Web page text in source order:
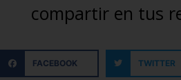
compartir en tus
FACEBOOK TWITTER